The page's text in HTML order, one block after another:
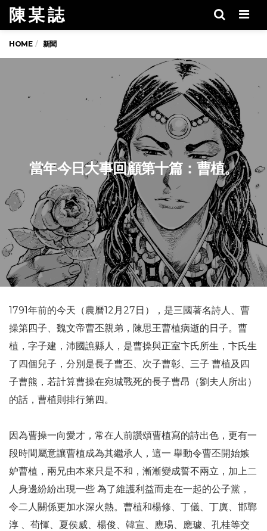
陳 某 誌
HOME 新聞
當年今日大事回顧第十篇：曹植。
1791年前的今天（農曆12月27日），是三國著名詩人、曹
操第四子、魏文帝曹丕親弟，陳思王曹植病逝的日子。曹
植，字子建，沛國譙縣人，是曹操與正室卞氏所生，卞氏生
了四個兒子，分別是長子曹丕、次子曹彰、三子 曹植及四
子曹熊，若計算曹操在宛城戰死的長子曹昂（劉夫人所出）
的話，曹植則排行第四。
因為曹操一向愛才，常在人前讚頌曹植寫的詩出色，更有一
段時間屬意讓曹植成為其繼承人，這一 舉動令曹丕開始嫉
妒曹植，兩兄由本來只是不和，漸漸變成誓不兩立，加上二
人身邊紛紛出現一些 為了維護利益而走在一起的公子黨，
令二人關係更加水深火熱。曹植和楊修、丁儀、丁廙、邯鄲
淳 、荀惲、夏侯威、楊俊、韓宣、應瑒、應璩、孔桂等交